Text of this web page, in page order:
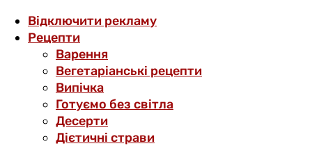
Відключити рекламу
Рецепти
Варення
Вегетаріанські рецепти
Випічка
Готуємо без світла
Десерти
Дієтичні страви